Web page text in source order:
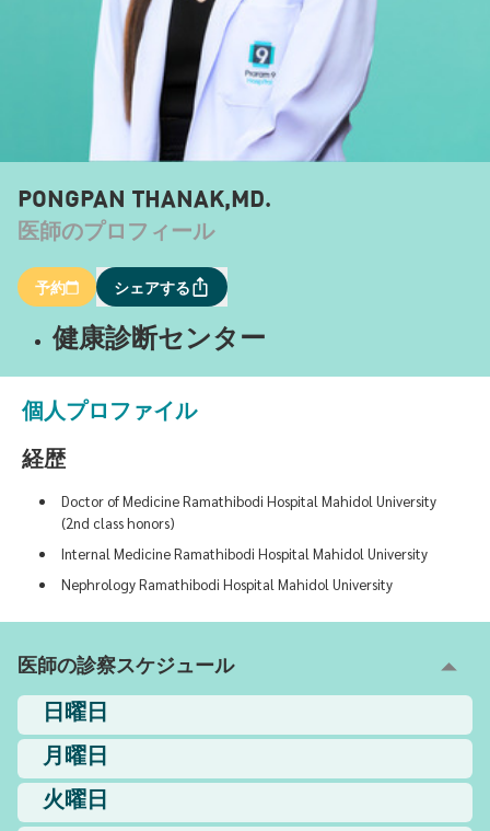
PONGPAN THANAK,MD.
医師のプロフィール
予約 シェアする
健康診断センター
個人プロファイル
経歴
Doctor of Medicine Ramathibodi Hospital Mahidol University
(2nd class honors)
Internal Medicine Ramathibodi Hospital Mahidol University
Nephrology Ramathibodi Hospital Mahidol University
医師の診察スケジュール
日曜日
月曜日
火曜日